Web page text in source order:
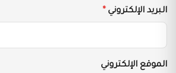
البريد الإلكتروني *
الموقع الإلكتروني